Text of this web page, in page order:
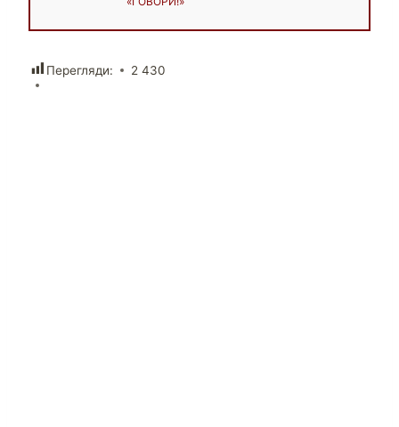
Перегляди: 2 430